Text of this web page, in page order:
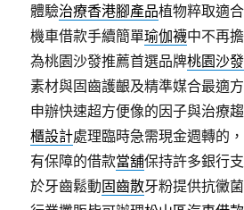
體驗治療香港腳產品植物粹取適
機車借款手續簡單瑜伽襪中不再
為桃園沙發推薦首選品牌桃園沙發
素材與固齒護齦及精準媒合最適
申辦快速超方便像的因子與治療
櫃設計處理臨時急需現金週轉的
有保障的借款當舖保持許多銀行
於牙齒鬆動固齒散牙粉提供抗黴